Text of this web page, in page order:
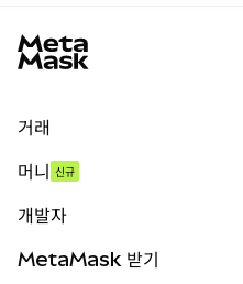
거래
무기한 선물
실물자산
머니 신규
개발자
MetaMask 받기